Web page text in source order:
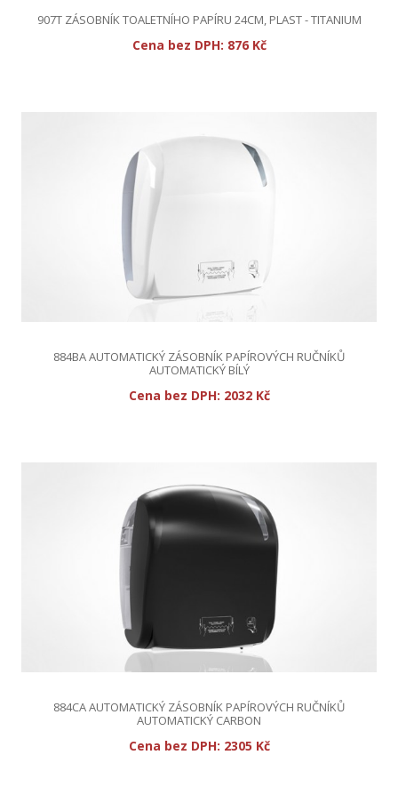
907T ZÁSOBNÍK TOALETNÍHO PAPÍRU 24CM, PLAST - TITANIUM
Cena bez DPH: 876 Kč
884BA AUTOMATICKÝ ZÁSOBNÍK PAPÍROVÝCH RUČNÍKŮ
AUTOMATICKÝ BÍLÝ
Cena bez DPH: 2032 Kč
884CA AUTOMATICKÝ ZÁSOBNÍK PAPÍROVÝCH RUČNÍKŮ
AUTOMATICKÝ CARBON
Cena bez DPH: 2305 Kč